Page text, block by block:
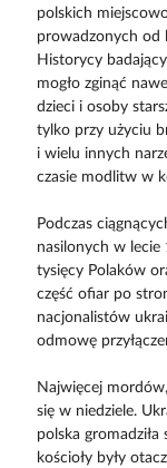
polskich
prowadzonych od
Historycy
mogło zginąć
dzieci i osoby
tylko przy użyciu
i wielu innych
czasie modlitw w
Podczas
nasilonych w
tysięcy Polaków
część ofiar po
nacjonalistów
odmowę
Najwięcej
się w niedziele.
polska
kościoły były